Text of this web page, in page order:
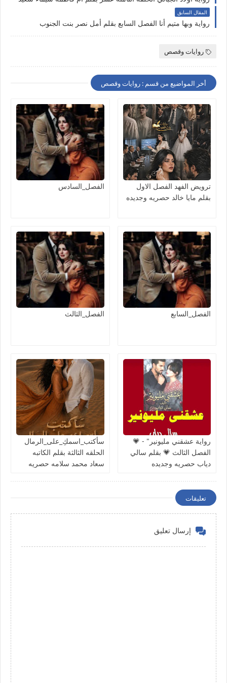
المقال السابق
رواية وبها متيم أنا الفصل السابع بقلم أمل نصر بنت الجنوب
روايات وقصص
أخر المواضيع من قسم : روايات وقصص
ترويض الفهد الفصل الاول
بقلم مايا خالد حصريه وجديده
الفصل_السادس
الفصل_السابع الفصل_الثالث
رواية عشقني مليونير" - 💗
الفصل الثالث 💗 بقلم سالي
دياب حصريه وجديده
سأكتب_اسمكِ_على_الرمال
الحلقه الثالثة بقلم الكاتبه
سعاد محمد سلامه حصريه
تعليقات
إرسال تعليق